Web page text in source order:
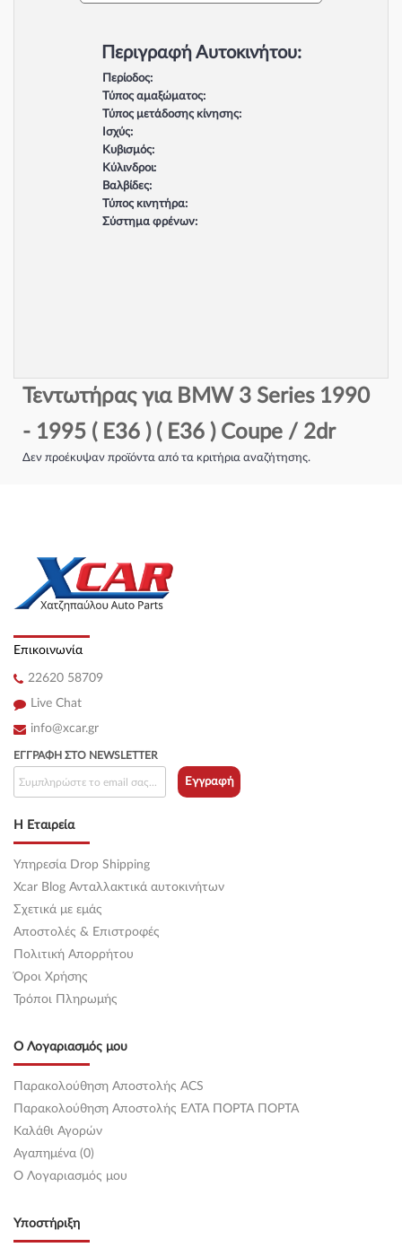
Περιγραφή Αυτοκινήτου:
Περίοδος:
Τύπος αμαξώματος:
Τύπος μετάδοσης κίνησης:
Ισχύς:
Κυβισμός:
Κύλινδροι:
Βαλβίδες:
Τύπος κινητήρα:
Σύστημα φρένων:
Τεντωτήρας για BMW 3 Series 1990
- 1995 ( E36 ) ( E36 ) Coupe / 2dr
Δεν προέκυψαν προϊόντα από τα κριτήρια αναζήτησης.
Επικοινωνία
22620 58709
Live Chat
info@xcar.gr
Η Εταιρεία
Υπηρεσία Drop Shipping
Xcar Blog Ανταλλακτικά αυτοκινήτων
Σχετικά με εμάς
Αποστολές & Επιστροφές
Πολιτική Απορρήτου
Όροι Χρήσης
Τρόποι Πληρωμής
Ο Λογαριασμός μου
Παρακολούθηση Αποστολής ACS
Παρακολούθηση Αποστολής ΕΛΤΑ ΠΟΡΤΑ ΠΟΡΤΑ
Καλάθι Αγορών
Αγαπημένα (0)
O Λογαριασμός μου
Υποστήριξη
ΕΓΓΡΑΦΉ ΣΤΟ NEWSLETTER
Εγγραφή